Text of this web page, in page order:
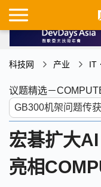
科技网 产业 IT
议题精选－
宏碁扩大
亮相